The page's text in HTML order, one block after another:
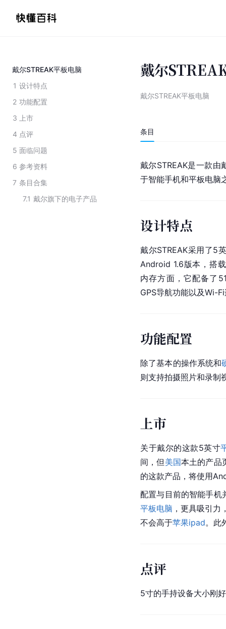
戴尔STREAK平板电脑
1 设计特点
2 功能配置
3
上市
4 点评
5 面临问题
6 参考资料
7 条目合集
7.1 戴尔旗下的电子产品
戴尔
戴尔STREAK平板电脑
条目
戴尔STREAK是一款由
于智能手机和平板电脑
设计特点
戴尔STREAK采用了5
Android 1.6版本，搭
内存方面，它配备了
GPS导航功能以及Wi-
功能配置
除了基本的操作系统和
则支持拍摄照片和录制
上市
关于戴尔的这款5英寸
间，但 美国本土的产品
的这款产品，将使用
配置与目前的智能手
平板电脑 ，更具吸引
不会高于苹果ipad。此
点评
5寸的手持设备大小刚